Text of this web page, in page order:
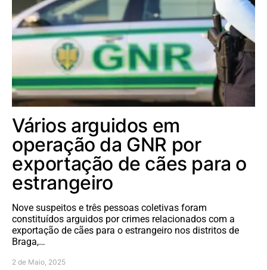
Vários arguidos em
operação da GNR por
exportação de cães para o
estrangeiro
Nove suspeitos e três pessoas coletivas foram
constituídos arguidos por crimes relacionados com a
exportação de cães para o estrangeiro nos distritos de
Braga,…
2 de Maio, 2025